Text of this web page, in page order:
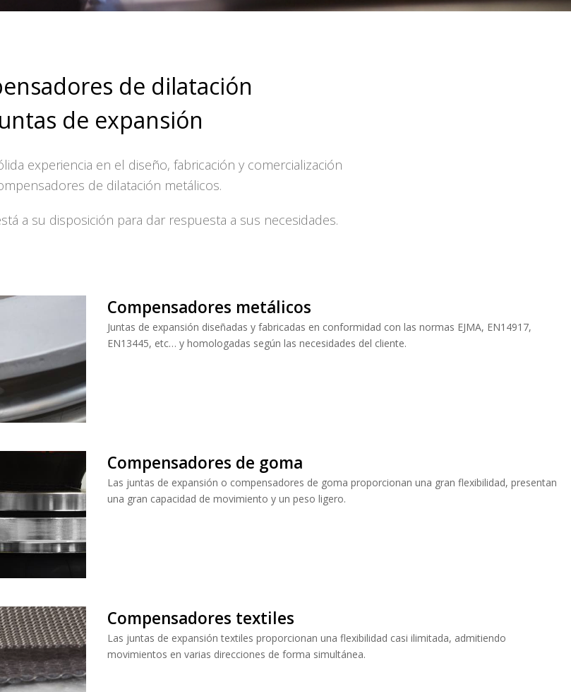
de dilatación
de expansión
experiencia en el diseño, fabricación y comercialización
de dilatación metálicos.
a su disposición para dar respuesta a sus necesidades.
Compensadores metálicos
Juntas de expansión diseñadas y fabricadas en conformidad con las normas EJMA, EN14917,
EN13445, etc… y homologadas según las necesidades del cliente.
Compensadores de goma
Las juntas de expansión o compensadores de goma proporcionan una gran flexibilidad, presentan
una gran capacidad de movimiento y un peso ligero.
Compensadores textiles
Las juntas de expansión textiles proporcionan una flexibilidad casi ilimitada, admitiendo
movimientos en varias direcciones de forma simultánea.